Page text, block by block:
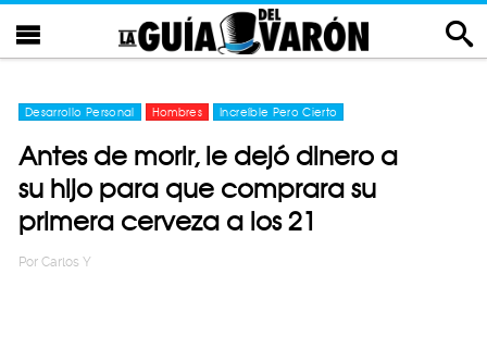
Desarrollo Personal Hombres Increíble Pero Cierto
Antes de morir, le dejó dinero a
su hijo para que comprara su
primera cerveza a los 21
Por Carlos Y